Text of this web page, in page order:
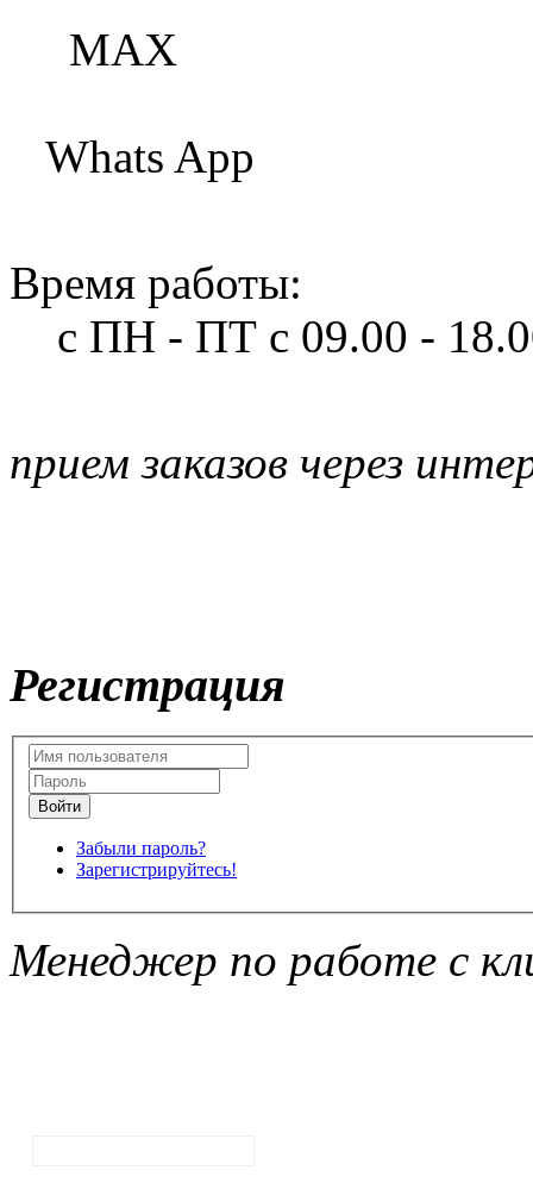
МАХ
Whats App
Время работы:
с ПН - ПТ с 09.00 -
прием заказов через
Регистрация
Забыли пароль?
Зарегистрируйтесь!
Менеджер по работе с